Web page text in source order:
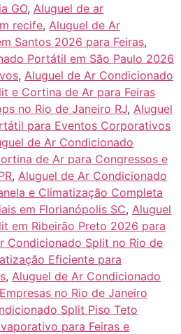
GO, Aluguel de ar
recife, Aluguel de Ar
Santos 2026 para Feiras,
Portátil em São Paulo 2026
, Aluguel de Ar Condicionado
e Cortina de Ar para Feiras
no Rio de Janeiro RJ, Aluguel
para Eventos Corporativos
de Ar Condicionado
de Ar para Congressos e
, Aluguel de Ar Condicionado
e Climatização Completa
em Florianópolis SC, Aluguel
em Ribeirão Preto 2026 para
Condicionado Split no Rio de
Eficiente para
, Aluguel de Ar Condicionado
no Rio de Janeiro
Split Piso Teto
para Feiras e